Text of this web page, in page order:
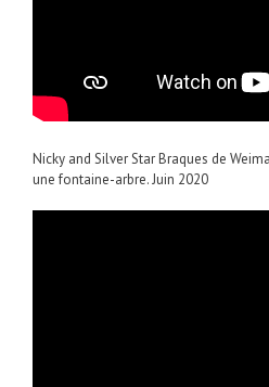
Nicky and Silver Star Braques de
une fontaine-arbre. Juin 2020